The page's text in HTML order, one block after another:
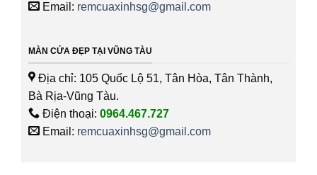
Email: remcuaxinhsg@gmail.com
MÀN CỬA ĐẸP TẠI VŨNG TÀU
Địa chỉ: 105 Quốc Lộ 51, Tân Hòa, Tân Thành,
Bà Rịa-Vũng Tàu.
Điện thoại: 0964.467.727
Email: remcuaxinhsg@gmail.com